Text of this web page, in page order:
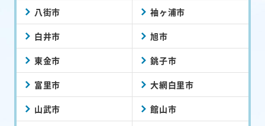
八街市 袖ヶ浦市
白井市 旭市
東金市 銚子市
富里市 大網白里市
山武市 館山市